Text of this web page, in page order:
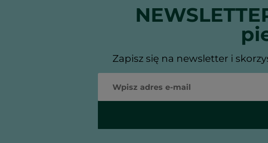
Zapisz się na newsletter i